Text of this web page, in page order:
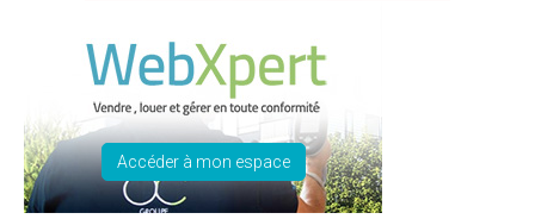
Accéder à mon espace